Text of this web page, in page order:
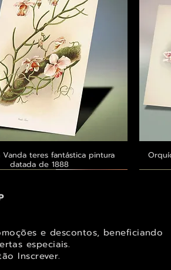
Visualização rápida
teres fantástica pintura
datada de 1888
e descontos, beneficiando
especiais.
Inscrever.